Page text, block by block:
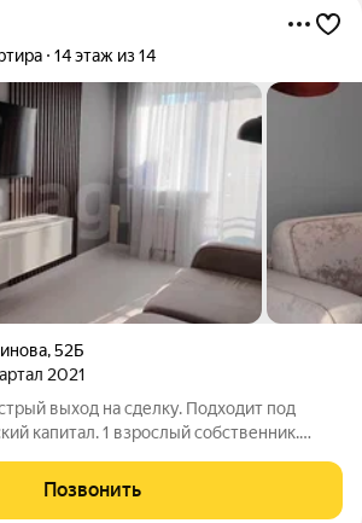
14 этаж из 14
,52Б
2021
на сделку. Подходит под
собственник.
по aдpecу: г. Capатов, ул. Блинова, д.52Б,
Позвонить